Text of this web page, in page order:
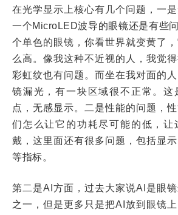
在光学显示上核心有几个问题，一
一个MicroLED波导的眼镜还是有些
个单色的眼镜，你看世界就变黄了
么高。像我这种不近视的人，我觉得
彩虹纹也有问题。而坐在我对面的
镜漏光，有一块区域很不正常。这
点，无感显示。二是性能的问题，
们怎么让它的功耗尽可能的低，让
戴，这里面还有很多问题，包括显
等指标。
第二是AI方面，过去大家说AI是眼
之一，但是更多只是把AI放到眼镜